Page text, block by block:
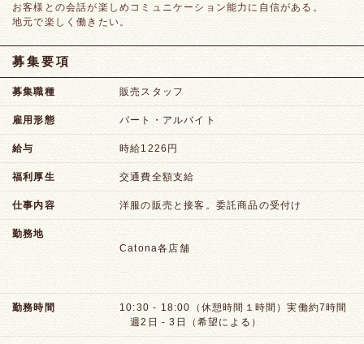
お客様との会話が楽しめコミュニケーション能力に自信がある。
地元で楽しく働きたい。
募集要項
募集職種 販売スタッフ
雇用形態 パート・アルバイト
給与 時給1226円
福利厚生 交通費全額支給
仕事内容 洋服の販売と接客。委託商品の受付け
勤務地
Catona各店舗
勤務時間
10:30 - 18:00（休憩時間１時間）実働約7時間
週2日 - 3日（希望による）